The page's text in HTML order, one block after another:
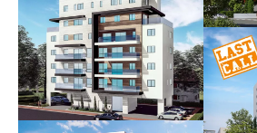
סלנט 58-60
בשיווק וביצוע